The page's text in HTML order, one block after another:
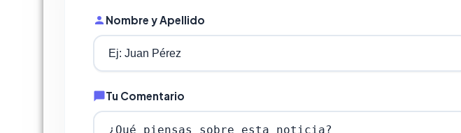
Nombre y Apellido
Tu Comentario